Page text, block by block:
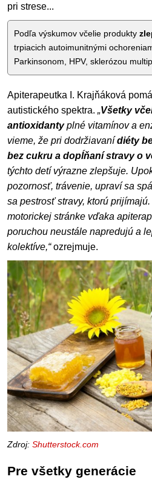
pri strese...
Podľa výskumov včelie produkty
trpiacich autoimunitnými
Parkinsonom, HPV, sklerózou
Apiterapeutka I. Krajňáková
autistického spektra. „Všetky
antioxidantyplné vitamínov a
vieme, že pri dodržiavanídiéty
bez cukru a dopĺňaní stravy o
týchto detí výrazne zlepšuje.
pozornosť, trávenie, upraví sa
sa pestrosť stravy, ktorú
motorickej stránke vďaka
poruchou neustále napredujú a
kolektíve,“ozrejmuje.
Zdroj: Shutterstock.com
Pre všetky generácie